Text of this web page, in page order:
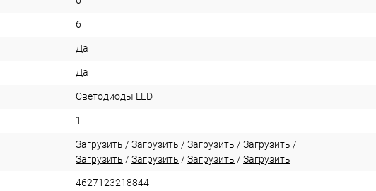
6
Да
Да
Светодиоды LED
1
Загрузить / Загрузить / Загрузить / Загрузить /
Загрузить / Загрузить / Загрузить / Загрузить
4627123218844